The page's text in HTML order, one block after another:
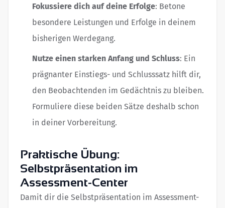
Fokussiere dich auf deine Erfolge: Betone
besondere Leistungen und Erfolge in deinem
bisherigen Werdegang.
Nutze einen starken Anfang und Schluss: Ein
prägnanter Einstiegs- und Schlusssatz hilft dir,
den Beobachtenden im Gedächtnis zu bleiben.
Formuliere diese beiden Sätze deshalb schon
in deiner Vorbereitung.
Praktische Übung:
Selbstpräsentation im
Assessment-Center
Damit dir die Selbstpräsentation im Assessment-